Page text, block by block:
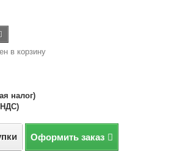
в корзину
налог)
НДС)
Оформить заказ